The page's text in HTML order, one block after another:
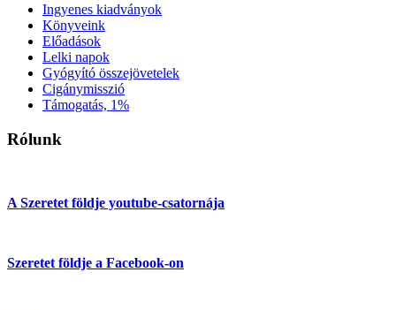
Ingyenes kiadványok
Könyveink
Előadások
Lelki napok
Gyógyító összejövetelek
Cigánymisszió
Támogatás, 1%
Rólunk
A Szeretet földje youtube-csatornája
Szeretet földje a Facebook-on